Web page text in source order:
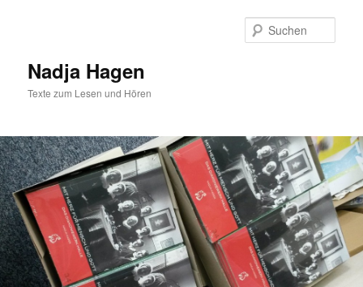
Nadja Hagen
Texte zum Lesen und Hören